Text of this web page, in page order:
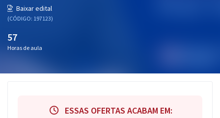
Atendimento
Baixar edital
(CÓDIGO: 197123)
57
Horas de aula
ESSAS OFERTAS ACABAM EM: